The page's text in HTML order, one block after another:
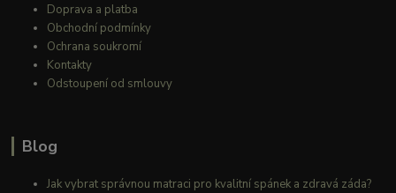
Doprava a platba
Obchodní podmínky
Ochrana soukromí
Kontakty
Odstoupení od smlouvy
Blog
Jak vybrat správnou matraci pro kvalitní spánek a zdravá záda?